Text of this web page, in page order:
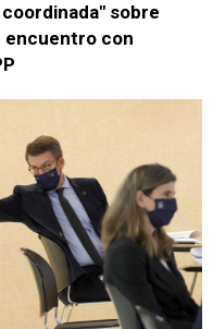
sobre
encuentro con